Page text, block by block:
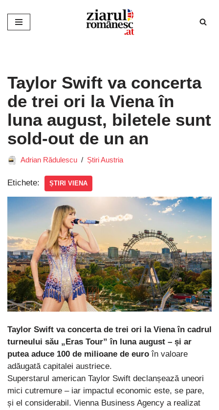
Sari
Taylor Swift va concerta
de trei ori la Viena în
luna august, biletele sunt
sold-out de un an
Adrian Rădulescu Știri Austria
Etichete: ȘTIRI VIENA
Taylor Swift va concerta de trei ori la Viena în cadrul
turneului său „Eras Tour” în luna august – și ar
putea aduce 100 de milioane de euro în valoare
adăugată capitalei austriece.
Superstarul american Taylor Swift declanșează uneori
mici cutremure – iar impactul economic este, se pare,
și el considerabil. Vienna Business Agency a realizat